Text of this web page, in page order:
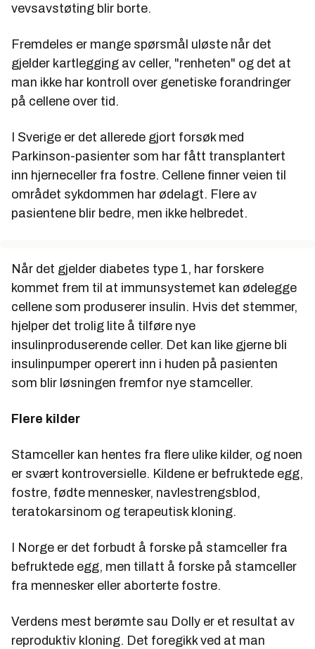
vevsavstøting blir borte.
Fremdeles er mange spørsmål uløste når det
gjelder kartlegging av celler, "renheten" og det at
man ikke har kontroll over genetiske forandringer
på cellene over tid.
I Sverige er det allerede gjort forsøk med
Parkinson-pasienter som har fått transplantert
inn hjerneceller fra fostre. Cellene finner veien til
området sykdommen har ødelagt. Flere av
pasientene blir bedre, men ikke helbredet.
Når det gjelder diabetes type 1, har forskere
kommet frem til at immunsystemet kan ødelegge
cellene som produserer insulin. Hvis det stemmer,
hjelper det trolig lite å tilføre nye
insulinproduserende celler. Det kan like gjerne bli
insulinpumper operert inn i huden på pasienten
som blir løsningen fremfor nye stamceller.
Flere kilder
Stamceller kan hentes fra flere ulike kilder, og noen
er svært kontroversielle. Kildene er befruktede egg,
fostre, fødte mennesker, navlestrengsblod,
teratokarsinom og terapeutisk kloning.
I Norge er det forbudt å forske på stamceller fra
befruktede egg, men tillatt å forske på stamceller
fra mennesker eller aborterte fostre.
Verdens mest berømte sau Dolly er et resultat av
reproduktiv kloning. Det foregikk ved at man